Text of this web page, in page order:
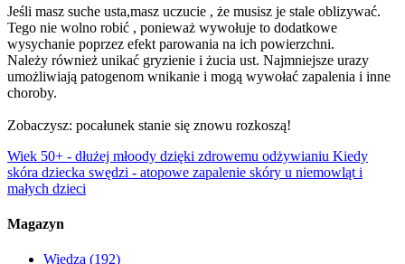
Jeśli masz suche usta,masz uczucie , że musisz je stale oblizywać.
Tego nie wolno robić , ponieważ wywołuje to dodatkowe
wysychanie poprzez efekt parowania na ich powierzchni.
Należy również unikać gryzienie i żucia ust. Najmniejsze urazy
umożliwiają patogenom wnikanie i mogą wywołać zapalenia i inne
choroby.
Zobaczysz: pocałunek stanie się znowu rozkoszą!
Wiek 50+ - dłużej młoody dzięki zdrowemu odżywianiu Kiedy
skóra dziecka swędzi - atopowe zapalenie skóry u niemowląt i
małych dzieci
Magazyn
Wiedza (192)